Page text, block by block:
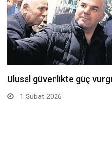
Ulusal güvenlikte güç
1 Şubat 2026